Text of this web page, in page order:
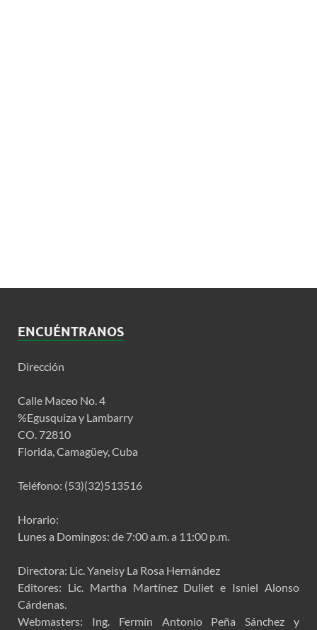
ENCUÉNTRANOS
Dirección
Calle Maceo No. 4
%Egusquiza y Lambarry
CO. 72810
Florida, Camagüey, Cuba
Teléfono: (53)(32)513516
Horario:
Lunes a Domingos: de 7:00 a.m. a 11:00 p.m.
Directora: Lic. Yaneisy La Rosa Hernández
Editores: Lic. Martha Martínez Duliet e Isniel Alonso
Cárdenas.
Webmasters: Ing. Fermín Antonio Peña Sánchez y